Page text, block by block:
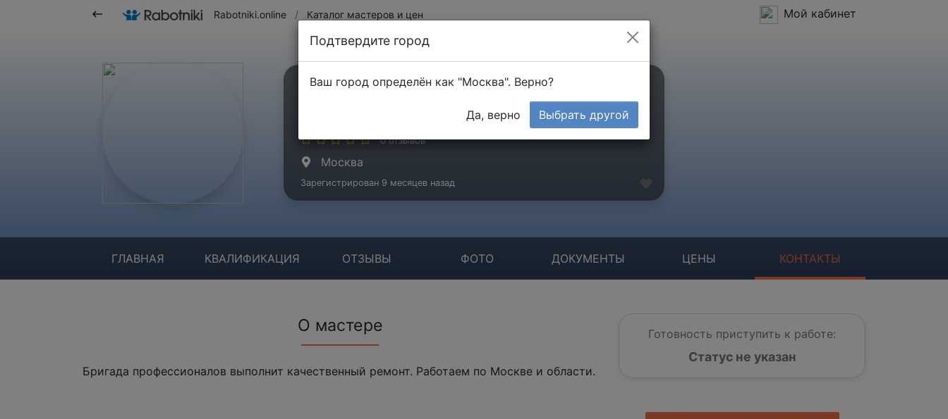
Rabotniki.online / Каталог мастеров и цен Мой кабинет
Егорович Александр
0 отзывов
Москва
Зарегистрирован 9 месяцев назад
ГЛАВНАЯ КВАЛИФИКАЦИЯ ОТЗЫВЫ ФОТО ДОКУМЕНТЫ ЦЕНЫ КОНТАКТЫ
О мастере
Бригада профессионалов выполнит качественный ремонт. Работаем по Москве и области.
Готовность приступить к работе:
Статус не указан
Подтвердите город
Ваш город определён как "Москва". Верно?
Да, верно Выбрать другой